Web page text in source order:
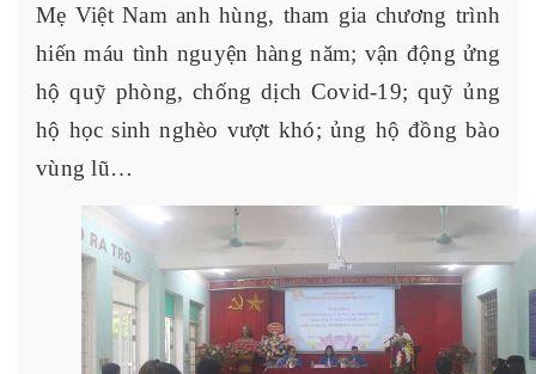
Mẹ Việt Nam anh hùng, tham gia chương trình
hiến máu tình nguyện hàng năm; vận động ửng
hộ quỹ phòng, chống dịch Covid-19; quỹ ủng
hộ học sinh nghèo vượt khó; ủng hộ đồng bào
vùng lũ…